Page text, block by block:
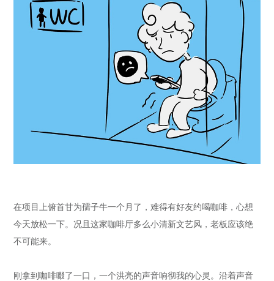
在项目上俯首甘为孺子牛一个月了，难得有好友约喝咖啡，心想
今天放松一下。况且这家咖啡厅多么小清新文艺风，老板应该绝
不可能来。
刚拿到咖啡啜了一口，一个洪亮的声音响彻我的心灵。沿着声音